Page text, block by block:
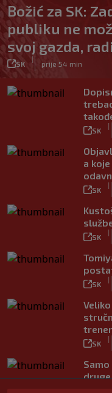
Božić za SK:
publiku ne
svoj gazda,
SK
|
prije 54 min
SK
|
a
SK
|
SK
|
SK
|
SK
|
Samo